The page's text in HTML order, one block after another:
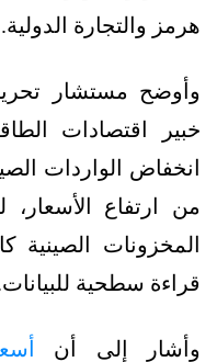
هرمز والتجارة الدولية.
وأوضح مستشار
خبير اقتصادات
انخفاض الواردات
من ارتفاع
المخزونات الصينية
قراءة سطحية
وأشار إلى أن